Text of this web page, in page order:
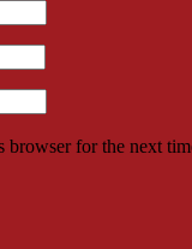
browser for the next